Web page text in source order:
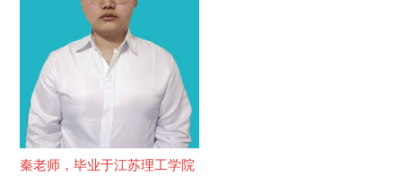
秦老师，毕业于江苏理工学院